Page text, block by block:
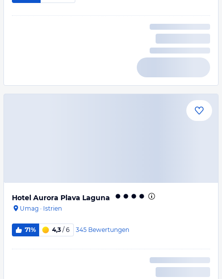
Hotel Aurora Plava Laguna
Umag · Istrien
71% 4,3 / 6 345 Bewertungen